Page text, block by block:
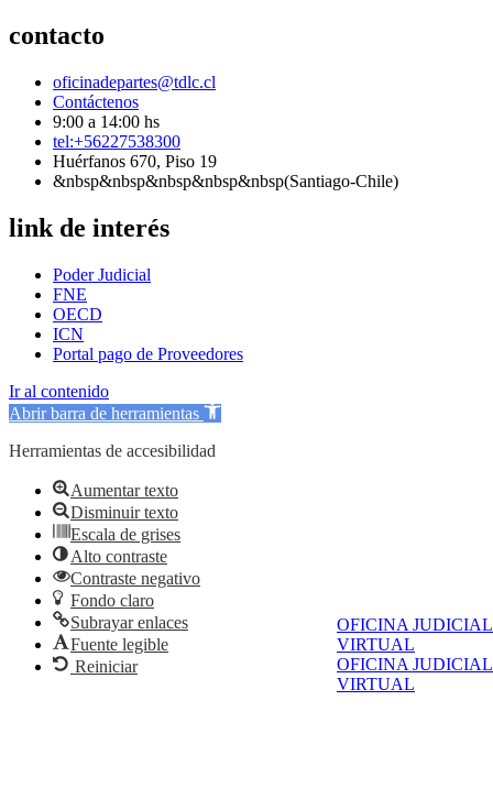
OFICINA JUDICIAL
VIRTUAL
OFICINA JUDICIAL
VIRTUAL
contacto
oficinadepartes@tdlc.cl
Contáctenos
9:00 a 14:00 hs
tel:+56227538300
Huérfanos 670, Piso 19
&nbsp&nbsp&nbsp&nbsp&nbsp(Santiago-Chile)
link de interés
Poder Judicial
FNE
OECD
ICN
Portal pago de Proveedores
Ir al contenido
Abrir barra de herramientas
Herramientas de accesibilidad
Aumentar texto
Disminuir texto
Escala de grises
Alto contraste
Contraste negativo
Fondo claro
Subrayar enlaces
Fuente legible
Reiniciar